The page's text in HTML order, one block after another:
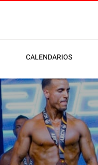
CALENDARIOS